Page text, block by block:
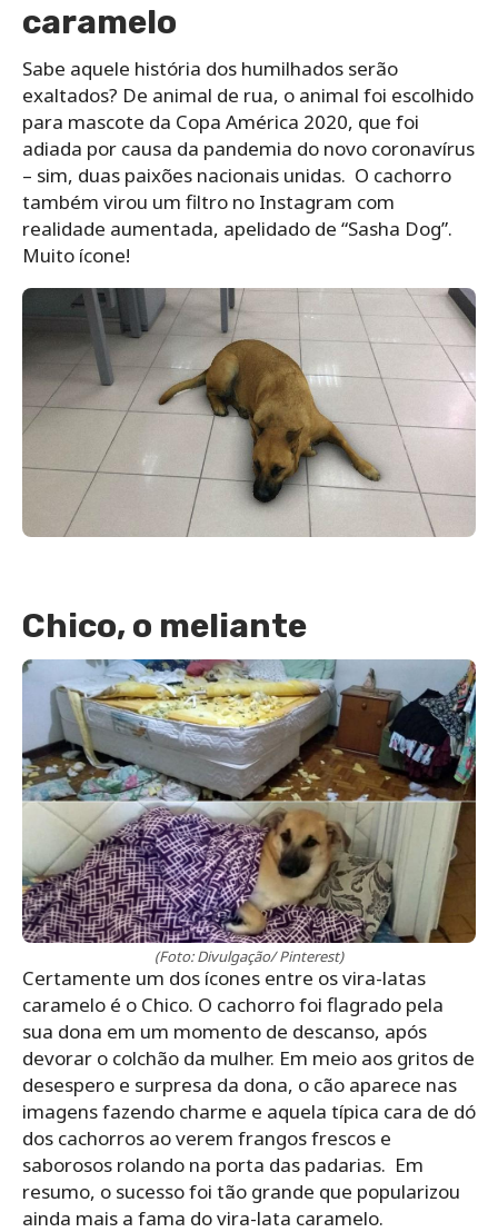
caramelo
Sabe aquele história dos humilhados serão
exaltados? De animal de rua, o animal foi escolhido
para mascote da Copa América 2020, que foi
adiada por causa da pandemia do novo coronavírus
– sim, duas paixões nacionais unidas. O cachorro
também virou um filtro no Instagram com
realidade aumentada, apelidado de “Sasha Dog”.
Muito ícone!
Chico, o meliante
(Foto: Divulgação/ Pinterest)
Certamente um dos ícones entre os vira-latas
caramelo é o Chico. O cachorrofoi flagrado pela
sua dona em um momento de descanso, após
devorar o colchão da mulher. Em meio aos gritos de
desespero e surpresa da dona, o cão aparece nas
imagens fazendo charme e aquela típica cara de dó
dos cachorros ao verem frangos frescos e
saborosos rolando na porta das padarias. Em
resumo, o sucesso foi tão grande que popularizou
ainda mais a fama do vira-lata caramelo.